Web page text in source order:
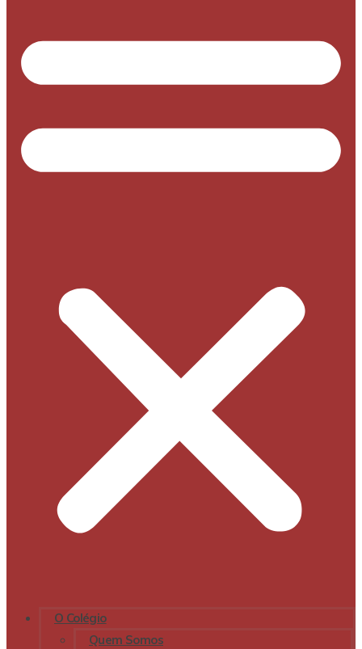
O Colégio
Quem Somos